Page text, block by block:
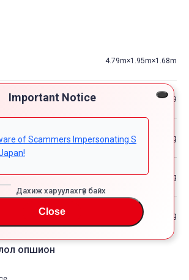
Important Notice
of Scammers Impersonating S
Дахиж харуулахгүй байх
Close
4.79m×1.95m×1.68m
15.69
жин —kg
нийт жин —kg
хүчин чадал —kg
опшион